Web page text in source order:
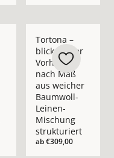
Tortona –
blickdichter
Vorhang
nach Maß
aus weicher
Baumwoll-
Leinen-
Mischung
strukturiert
ab€309,00